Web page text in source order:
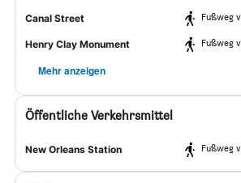
Canal Street Fußweg
Henry Clay Monument Fußweg
Mehr anzeigen
Öffentliche Verkehrsmittel
New Orleans Station Fußweg